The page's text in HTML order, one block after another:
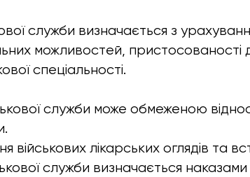
служби визначається з
можливостей, пристосованості
спеціальності.
служби може обмеженою
військових лікарських оглядів та
служби визначається